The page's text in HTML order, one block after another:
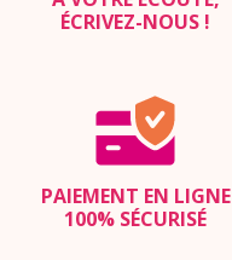
ÉCRIVEZ-NOUS !
PAIEMENT EN LIGNE
100% SÉCURISÉ